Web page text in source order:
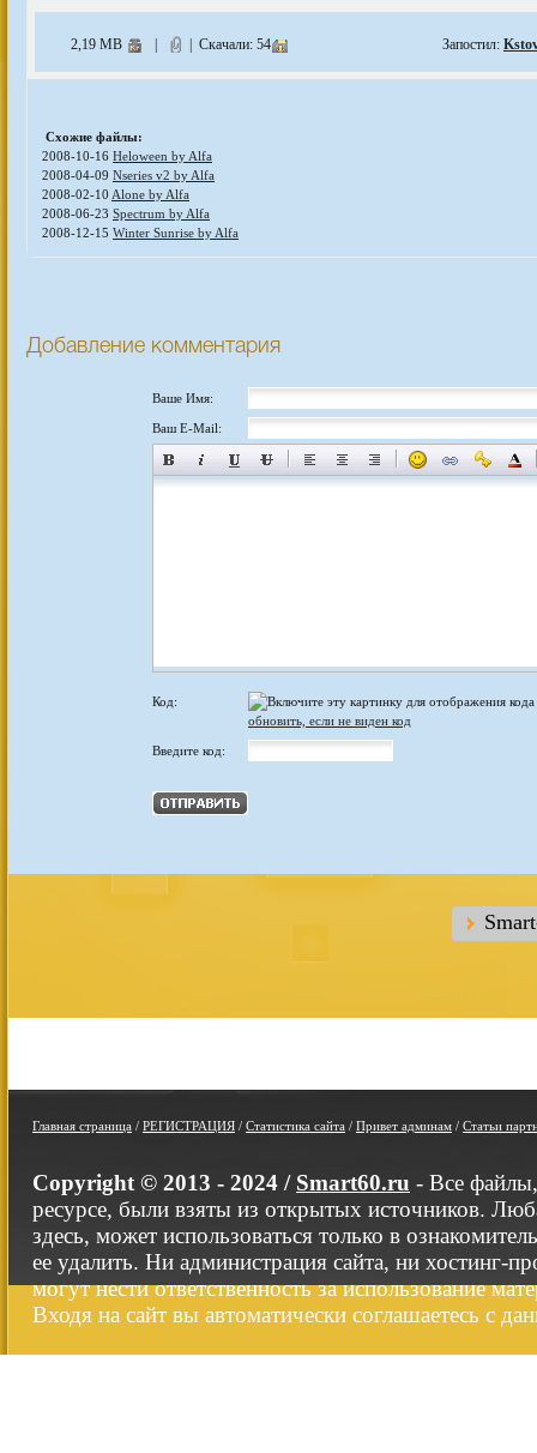
2,19 MB | Скачали: 54 Запостил:
Схожие файлы:
2008-10-16 Heloween by Alfa
2008-04-09 Nseries v2 by Alfa
2008-02-10 Alone by Alfa
2008-06-23 Spectrum by Alfa
2008-12-15 Winter Sunrise by Alfa
Добавление комментария
Ваше Имя:
Ваш E-Mail:
Код:
обновить, если не виден код
Введите код:
Главная страница / РЕГИСТРАЦИЯ / Статистика сайта / Привет админам / Статьи
Copyright © 2013 - 2024 / Smart60.ru - Все
ресурсе, были взяты из открытых источников.
здесь, может использоваться только в
ее удалить. Ни администрация сайта, ни хостинг-
могут нести ответственность за использование
Входя на сайт вы автоматически соглашаетесь с